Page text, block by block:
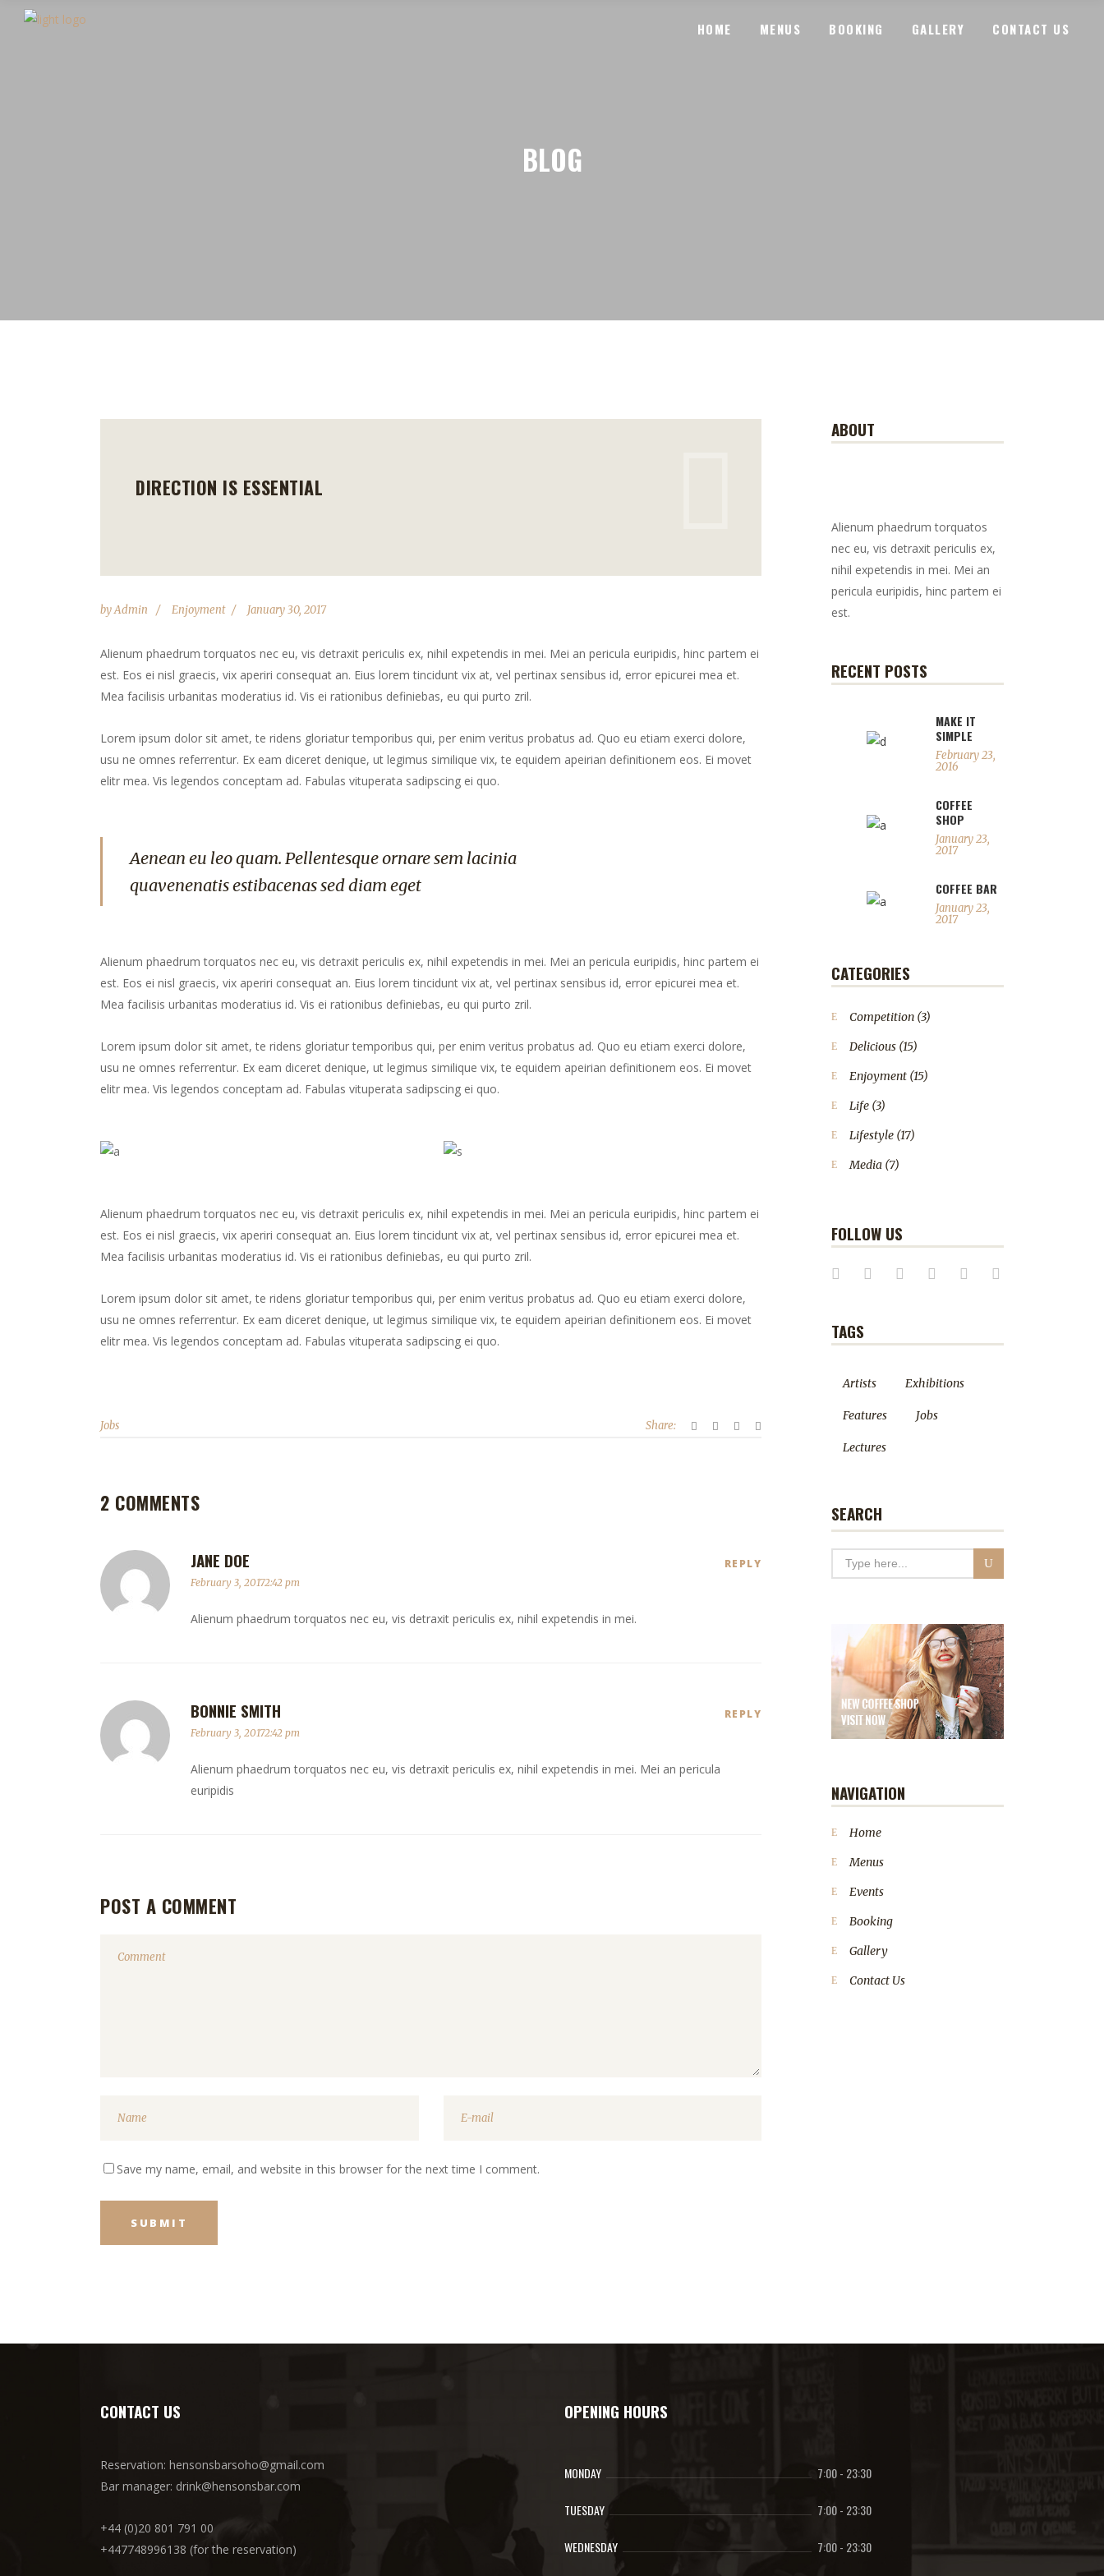
HOME MENUS BOOKING GALLERY CONTACT US
BLOG
DIRECTION IS ESSENTIAL
byAdmin Enjoyment January 30, 2017
Alienum phaedrum torquatos nec eu, vis detraxit periculis ex, nihil expetendis in mei. Mei an pericula euripidis, hinc partem ei
est. Eos ei nisl graecis, vix aperiri consequat an. Eius lorem tincidunt vix at, vel pertinax sensibus id, error epicurei mea et.
Mea facilisis urbanitas moderatius id. Vis ei rationibus definiebas, eu qui purto zril.
Lorem ipsum dolor sit amet, te ridens gloriatur temporibus qui, per enim veritus probatus ad. Quo eu etiam exerci dolore,
usu ne omnes referrentur. Ex eam diceret denique, ut legimus similique vix, te equidem apeirian definitionem eos. Ei movet
elitr mea. Vis legendos conceptam ad. Fabulas vituperata sadipscing ei quo.
Aenean eu leo quam. Pellentesque ornare sem lacinia
quavenenatis estibacenas sed diam eget
Alienum phaedrum torquatos nec eu, vis detraxit periculis ex, nihil expetendis in mei. Mei an pericula euripidis, hinc partem ei
est. Eos ei nisl graecis, vix aperiri consequat an. Eius lorem tincidunt vix at, vel pertinax sensibus id, error epicurei mea et.
Mea facilisis urbanitas moderatius id. Vis ei rationibus definiebas, eu qui purto zril.
Lorem ipsum dolor sit amet, te ridens gloriatur temporibus qui, per enim veritus probatus ad. Quo eu etiam exerci dolore,
usu ne omnes referrentur. Ex eam diceret denique, ut legimus similique vix, te equidem apeirian definitionem eos. Ei movet
elitr mea. Vis legendos conceptam ad. Fabulas vituperata sadipscing ei quo.
Alienum phaedrum torquatos nec eu, vis detraxit periculis ex, nihil expetendis in mei. Mei an pericula euripidis, hinc partem ei
est. Eos ei nisl graecis, vix aperiri consequat an. Eius lorem tincidunt vix at, vel pertinax sensibus id, error epicurei mea et.
Mea facilisis urbanitas moderatius id. Vis ei rationibus definiebas, eu qui purto zril.
Lorem ipsum dolor sit amet, te ridens gloriatur temporibus qui, per enim veritus probatus ad. Quo eu etiam exerci dolore,
usu ne omnes referrentur. Ex eam diceret denique, ut legimus similique vix, te equidem apeirian definitionem eos. Ei movet
elitr mea. Vis legendos conceptam ad. Fabulas vituperata sadipscing ei quo.
Jobs Share:
2 COMMENTS
JANE DOE REPLY
February 3, 20172:42 pm
Alienum phaedrum torquatos nec eu, vis detraxit periculis ex, nihil expetendis in mei.
BONNIE SMITH REPLY
February 3, 20172:42 pm
Alienum phaedrum torquatos nec eu, vis detraxit periculis ex, nihil expetendis in mei. Mei an pericula
euripidis
POST A COMMENT
Save my name, email, and website in this browser for the next time I comment.
ABOUT
Alienum phaedrum torquatos
nec eu, vis detraxit periculis ex,
nihil expetendis in mei. Mei an
pericula euripidis, hinc partem ei
est.
RECENT POSTS
MAKE IT
SIMPLE
February 23,
2016
COFFEE
SHOP
January 23,
2017
COFFEE BAR
January 23,
2017
CATEGORIES
Competition (3)
Delicious (15)
Enjoyment (15)
Life (3)
Lifestyle (17)
Media (7)
FOLLOW US
TAGS
Artists Exhibitions
Features Jobs
Lectures
SEARCH
NAVIGATION
Home
Menus
Events
Booking
Gallery
Contact Us
CONTACT US
Reservation: hensonsbarsoho@gmail.com
Bar manager: drink@hensonsbar.com
+44 (0)20 801 791 00
+447748996138 (for the reservation)
OPENING HOURS
MONDAY 7:00- 23:30
TUESDAY 7:00- 23:30
WEDNESDAY 7:00- 23:30